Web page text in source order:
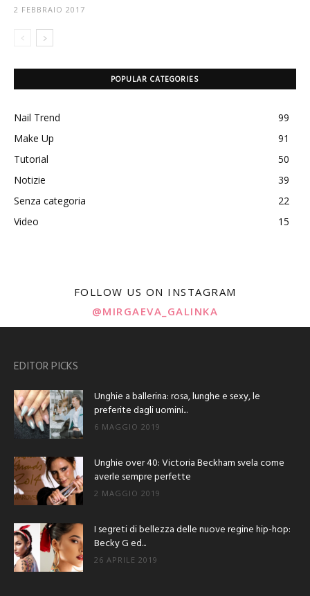
2 FEBBRAIO 2017
POPULAR CATEGORIES
Nail Trend
99
Make Up
91
Tutorial
50
Notizie
39
Senza categoria
22
Video
15
FOLLOW US ON INSTAGRAM
@MIRGAEVA_GALINKA
EDITOR PICKS
Unghie a ballerina: rosa, lunghe e sexy, le
preferite dagli uomini...
6 MAGGIO 2019
Unghie over 40: Victoria Beckham svela come
averle sempre perfette
2 MAGGIO 2019
I segreti di bellezza delle nuove regine hip-hop:
Becky G ed...
26 APRILE 2019